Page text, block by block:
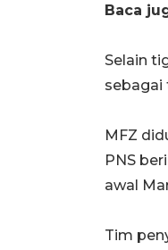
Baca
Selain
sebagai
MFZ
PNS
awal
Tim